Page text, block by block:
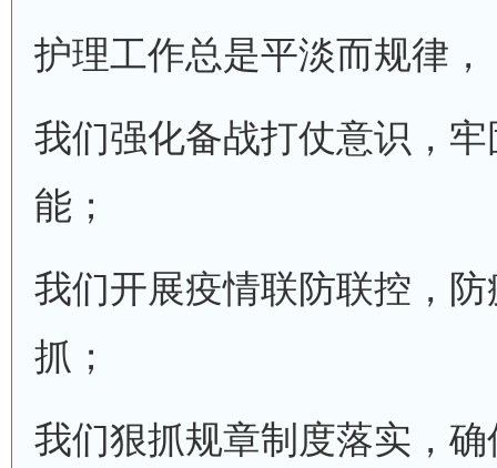
护理工作总是平淡而规律，
我们强化备战打仗意识，
能；
我们开展疫情联防联控，
抓；
我们狠抓规章制度落实，